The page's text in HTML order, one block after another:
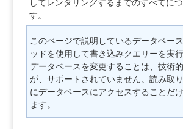
してレンダリングするまでのすべてに
す。
このページで説明しているデータベー
ッドを使用して書き込みクエリーを実
データベースを変更することは、技術
が、サポートされていません。読み取
にデータベースにアクセスすることだ
ます。